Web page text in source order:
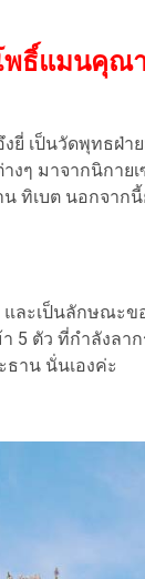
พธิ์แมนคุณ
เป็นวัดพุทธฝ่า
ๆ มาจากนิกาย
ทิเบต นอกจา
ละเป็นลักษณะข
5 ตัว ที่กำลังล
ธาน นั่นเองค่ะ